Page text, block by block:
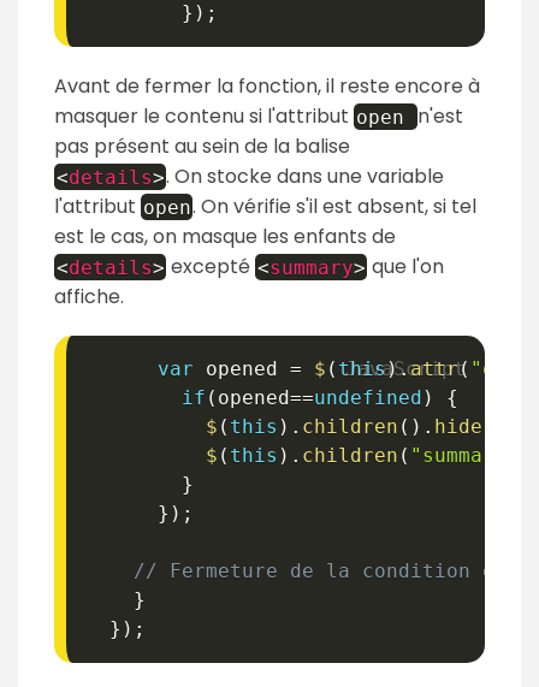
} ) ;
Avant de fermer la fonction, il reste encore à
masquer le contenu si l'attribut open
n'est
pas présent au sein de la balise
<details>. On stocke dans une variable
l'attribut open. On vérifie s'il est absent, si tel
est le cas, on masque les enfants de
<details> excepté<summary> que l'on
affiche.
var opened = $ ( this).attr(
if ( opened==undefined )
{
$ ( this ) . children ( ) . hide
$ ( this ) . children ( "summary"
}
} ) ;
// Fermeture de la condition et de
}
} ) ;